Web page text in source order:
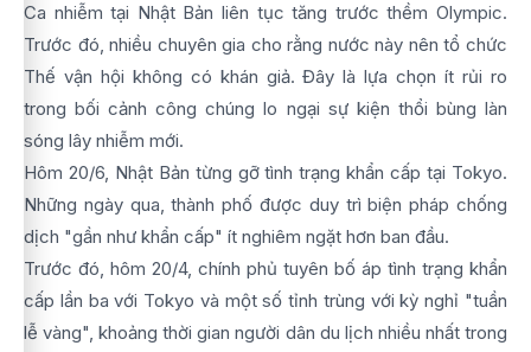
Ca nhiễm tại Nhật Bản liên tục tăng trước thềm Olympic.
Trước đó, nhiều chuyên gia cho rằng nước này nên tổ chức
Thế vận hội không có khán giả. Đây là lựa chọn ít rủi ro
trong bối cảnh công chúng lo ngại sự kiện thổi bùng làn
sóng lây nhiễm mới.
Hôm 20/6, Nhật Bản từng gỡ tình trạng khẩn cấp tại Tokyo.
Những ngày qua, thành phố được duy trì biện pháp chống
dịch "gần như khẩn cấp" ít nghiêm ngặt hơn ban đầu.
Trước đó, hôm 20/4, chính phủ tuyên bố áp tình trạng khẩn
cấp lần ba với Tokyo và một số tỉnh trùng với kỳ nghỉ "tuần
lễ vàng", khoảng thời gian người dân du lịch nhiều nhất trong